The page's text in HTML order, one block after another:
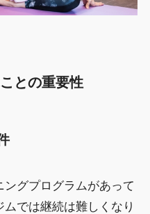
との重要性
グプログラムがあって
では継続は難しくなり